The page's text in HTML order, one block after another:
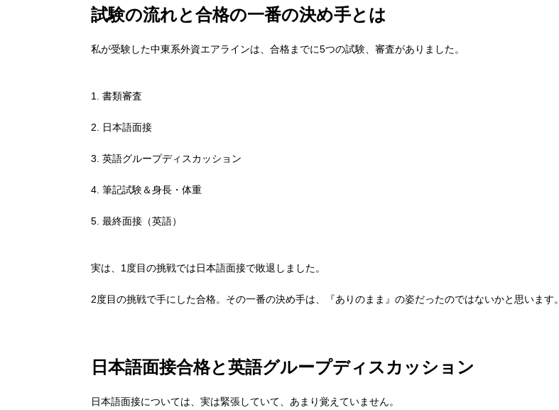
試験の流れと合格の一番の決め手とは
私が受験した中東系外資エアラインは、合格までに5つの試験、審査がありました。
1. 書類審査
2. 日本語面接
3. 英語グループディスカッション
4. 筆記試験＆身長・体重
5. 最終面接（英語）
実は、1度目の挑戦では日本語面接で敗退しました。
2度目の挑戦で手にした合格。その一番の決め手は、『ありのまま』の姿だったのではないかと思います。
日本語面接合格と英語グループディスカッション
日本語面接については、実は緊張していて、あまり覚えていません。